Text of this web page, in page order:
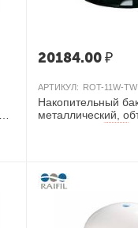
20184.00₽
АРТИКУЛ: ROT-11W-TW
Накопительный
металлический,